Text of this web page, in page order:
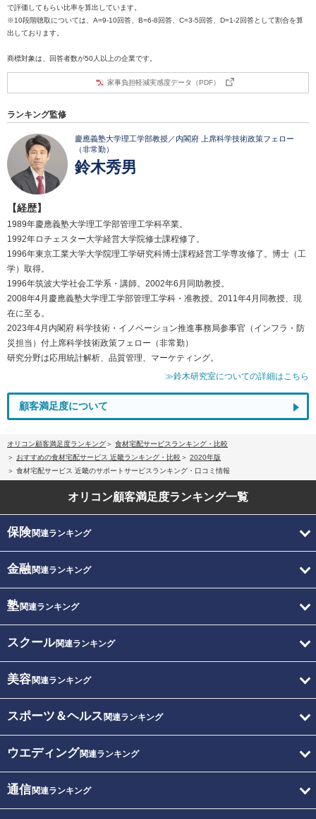
で評価してもらい比率を算出しています。
※10段階聴取については、A=9-10回答、B=6-8回答、C=3-5回答、D=1-2回答として割合を算
出しております。
商標対象は、回答者数が50人以上の企業です。
家事負担軽減実感度データ（PDF）
ランキング監修
慶應義塾大学理工学部教授／内閣府 上席科学技術政策フェロー
（非常勤）
鈴木秀男
【経歴】
1989年慶應義塾大学理工学部管理工学科卒業。
1992年ロチェスター大学経営大学院修士課程修了。
1996年東京工業大学大学院理工学研究科博士課程経営工学専攻修了。博士（工
学）取得。
1996年筑波大学社会工学系・講師。2002年6月同助教授。
2008年4月慶應義塾大学理工学部管理工学科・准教授。2011年4月同教授、現
在に至る。
2023年4月内閣府 科学技術・イノベーション推進事務局参事官（インフラ・防
災担当）付上席科学技術政策フェロー（非常勤）
研究分野は応用統計解析、品質管理、マーケティング。
≫鈴木研究室についての詳細はこちら
顧客満足度について
オリコン顧客満足度ランキング
食材宅配サービスランキング・比較
おすすめの食材宅配サービス 近畿ランキング・比較
2020年版
食材宅配サービス 近畿のサポートサービスランキング・口コミ情報
オリコン顧客満足度ランキング一覧
保険関連ランキング
金融関連ランキング
塾関連ランキング
スクール関連ランキング
美容関連ランキング
スポーツ＆ヘルス 関連ランキング
ウエディング関連ランキング
通信関連ランキング